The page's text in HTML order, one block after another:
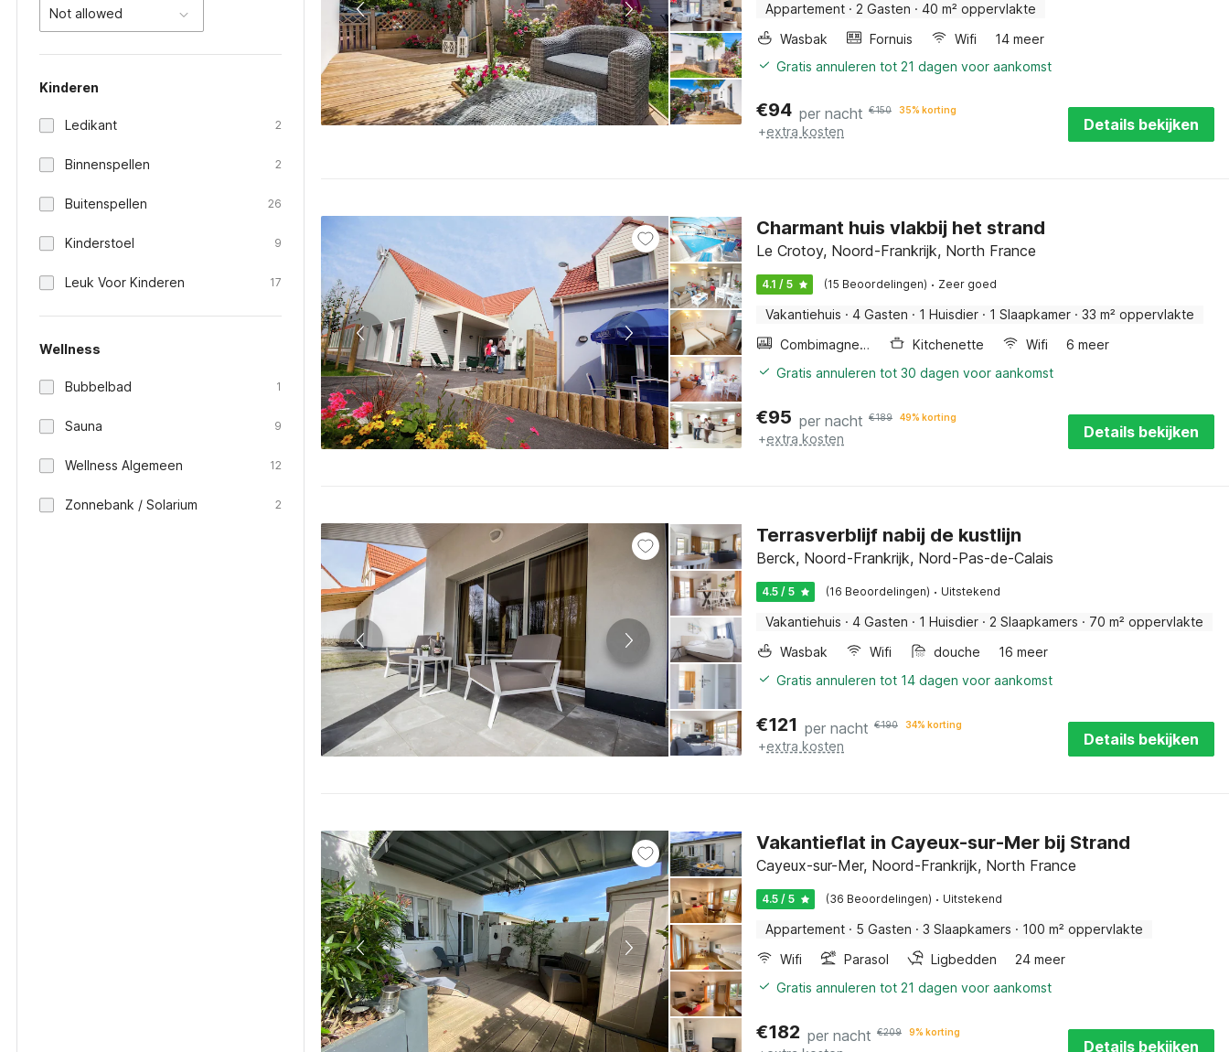
Not allowed
Kinderen
Ledikant 2
Binnenspellen 2
Buitenspellen 26
Kinderstoel 9
Leuk Voor Kinderen 17
Wellness
Bubbelbad 1
Sauna 9
Wellness Algemeen 12
Zonnebank / Solarium 2
Appartement · 2 Gasten · 40 m² oppervlakte
Wasbak
Fornuis Wifi
14 meer
Gratis annuleren tot 21 dagen voor aankomst
€94 per nacht €150 35% korting
+extra kosten Details bekijken
Charmant huis vlakbij het strand
Le Crotoy, Noord-Frankrijk, North France
4.1 / 5 (15 Beoordelingen) · Zeer goed
Vakantiehuis · 4 Gasten · 1 Huisdier · 1 Slaapkamer · 33 m² oppervlakte
Combimagnetron
Kitchenette Wifi
6 meer
Gratis annuleren tot 30 dagen voor aankomst
€95 per nacht €189 49% korting
+extra kosten Details bekijken
Terrasverblijf nabij de kustlijn
Berck, Noord-Frankrijk, Nord-Pas-de-Calais
4.5 / 5 (16 Beoordelingen) · Uitstekend
Vakantiehuis · 4 Gasten · 1 Huisdier · 2 Slaapkamers · 70 m² oppervlakte
Wasbak
Wifi douche
16 meer
Gratis annuleren tot 14 dagen voor aankomst
€121 per nacht €190 34% korting
+extra kosten Details bekijken
Vakantieflat in Cayeux-sur-Mer bij Strand
Cayeux-sur-Mer, Noord-Frankrijk, North France
4.5 / 5 (36 Beoordelingen) · Uitstekend
Appartement · 5 Gasten · 3 Slaapkamers · 100 m² oppervlakte
Wifi
Parasol Ligbedden
24 meer
Gratis annuleren tot 21 dagen voor aankomst
€182 per nacht €209 9% korting
Details bekijken